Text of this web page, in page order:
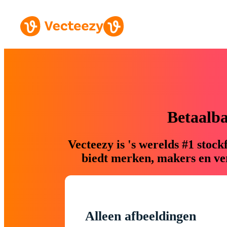
Vecteezy is 's werelds #1
biedt merken, makers en
Alleen afbeeldingen